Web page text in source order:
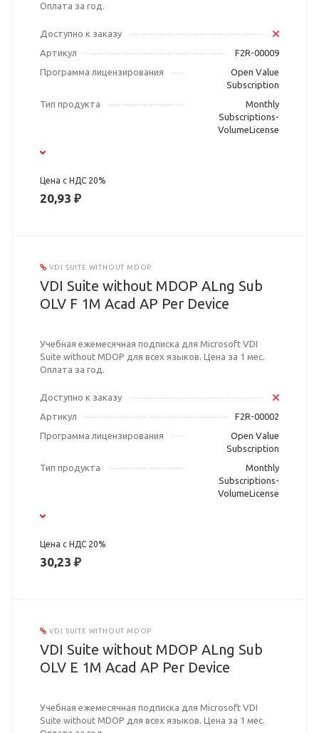
Оплата за год.
Доступно к заказу
Артикул
F2R-00009
Программа лицензирования
Open Value
Subscription
Тип продукта
Monthly
Subscriptions-
VolumeLicense
Цена с НДС 20%
20,93 ₽
VDI SUITE WITHOUT MDOP
VDI Suite without MDOP ALng Sub
OLV F 1M Acad AP Per Device
Учебная ежемесячная подписка для Microsoft VDI
Suite without MDOP для всех языков. Цена за 1 мес.
Оплата за год.
Доступно к заказу
Артикул
F2R-00002
Программа лицензирования
Open Value
Subscription
Тип продукта
Monthly
Subscriptions-
VolumeLicense
Цена с НДС 20%
30,23 ₽
VDI SUITE WITHOUT MDOP
VDI Suite without MDOP ALng Sub
OLV E 1M Acad AP Per Device
Учебная ежемесячная подписка для Microsoft VDI
Suite without MDOP для всех языков. Цена за 1 мес.